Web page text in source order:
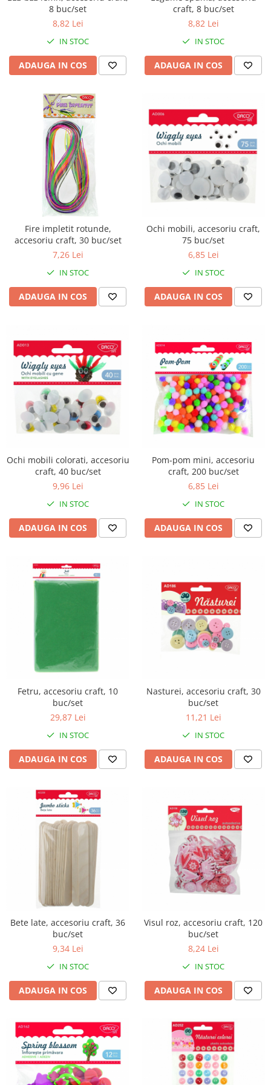
pictura
Carti si caiete de colorat 19%
Carti si caiete de colorat 5%
Creative si craft_x000D_
Penare si Borsete
Rigle si Instrumente geometrie
Carti si caiete de colorat 11%
Carti si caiete de colorat 21%
Seturi de bucatarie si curatenie
Seturi de joaca doctor
8 buc/set
8,82 Lei
IN STOC
ADAUGA IN COS
craft, 8 buc/set
8,82 Lei
IN STOC
ADAUGA IN COS
Fire impletit rotunde,
accesoriu craft, 30 buc/set
7,26 Lei
IN STOC
ADAUGA IN COS
Ochi mobili, accesoriu craft,
75 buc/set
6,85 Lei
IN STOC
ADAUGA IN COS
Ochi mobili colorati, accesoriu
craft, 40 buc/set
9,96 Lei
IN STOC
ADAUGA IN COS
Pom-pom mini, accesoriu
craft, 200 buc/set
6,85 Lei
IN STOC
ADAUGA IN COS
Fetru, accesoriu craft, 10
buc/set
29,87 Lei
IN STOC
ADAUGA IN COS
Nasturei, accesoriu craft, 30
buc/set
11,21 Lei
IN STOC
ADAUGA IN COS
Bete late, accesoriu craft, 36
buc/set
9,34 Lei
IN STOC
ADAUGA IN COS
Visul roz, accesoriu craft, 120
buc/set
8,24 Lei
IN STOC
ADAUGA IN COS